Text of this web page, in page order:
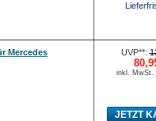
Mercedes UVP**:
inkl. MwSt.
JETZT